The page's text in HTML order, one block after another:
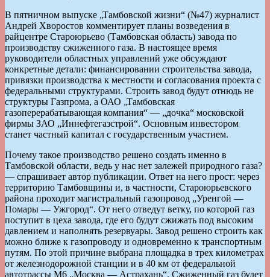
В пятничном выпуске „Тамбовской жизни“ (№47) журналист
Андрей Хворостов комментирует планы возведения в
райцентре Староюрьево (Тамбовская область) завода по
производству сжиженного газа. В настоящее время
руководители областных управлений уже обсуждают
конкретные детали: финансировании строительства завода,
привязки производства к местности и согласования проекта с
федеральными структурами. Строить завод будут отнюдь не
структуры Газпрома, а ОАО „Тамбовская
газоперерабатывающая компания“ — „дочка“ московской
фирмы ЗАО „Иннефтегазстрой“. Основным инвестором
станет частный капитал с государственным участием.
Почему такое производство решено создать именно в
Тамбовской области, ведь у нас нет залежей природного газа?
— спрашивает автор публикации. Ответ на него прост: через
территорию Тамбовщины и, в частности, Староюрьевского
района проходит магистральный газопровод „Уренгой —
Помары — Ужгород“. От него отведут ветку, по которой газ
поступит в цеха завода, где его будут сжижать под высоким
давлением и наполнять резервуары. Завод решено строить как
можно ближе к газопроводу и одновременно к транспортным
путям. По этой причине выбрана площадка в трех километрах
от железнодорожной станции и в 40 км от федеральной
автотрассы М6 „Москва — Астрахань“. Сжиженный газ будет